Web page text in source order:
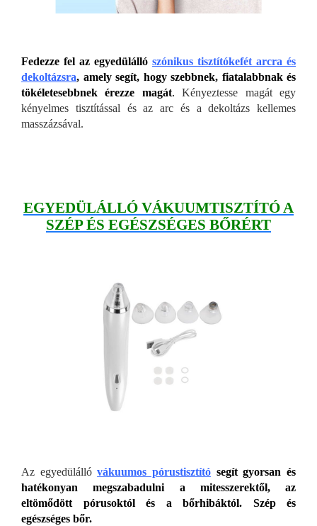
Fedezze fel az egyedülálló szónikus tisztítókefét arcra és
dekoltázsra, amely segít, hogy szebbnek, fiatalabbnak és
tökéletesebbnek érezze magát. Kényeztesse magát egy
kényelmes tisztítással és az arc és a dekoltázs kellemes
masszázsával.
EGYEDÜLÁLLÓ VÁKUUMTISZTÍTÓ A
SZÉP ÉS EGÉSZSÉGES BŐRÉRT
Az egyedülállóvákuumos pórustisztító segít gyorsan és
hatékonyan megszabadulni a mitesszerektől, az
eltömődött pórusoktól és a bőrhibáktól. Szép és
egészséges bőr.